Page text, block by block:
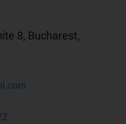
8, Bucharest,